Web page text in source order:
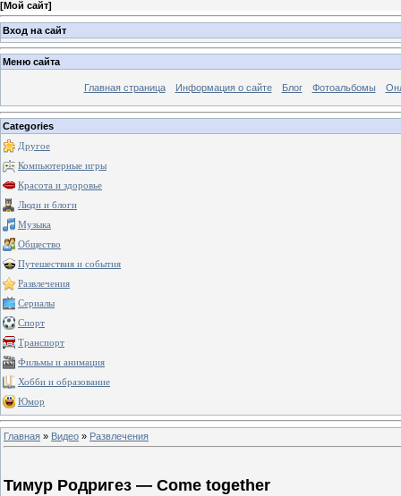
[Мой сайт]
Вход на сайт
Меню сайта
Главная страница Информация о сайте Блог Фотоальбомы
Categories
Другое
Компьютерные игры
Красота и здоровье
Люди и блоги
Музыка
Общество
Путешествия и события
Развлечения
Сериалы
Спорт
Транспорт
Фильмы и анимация
Хобби и образование
Юмор
Главная » Видео » Развлечения
Тимур Родригез — Come together